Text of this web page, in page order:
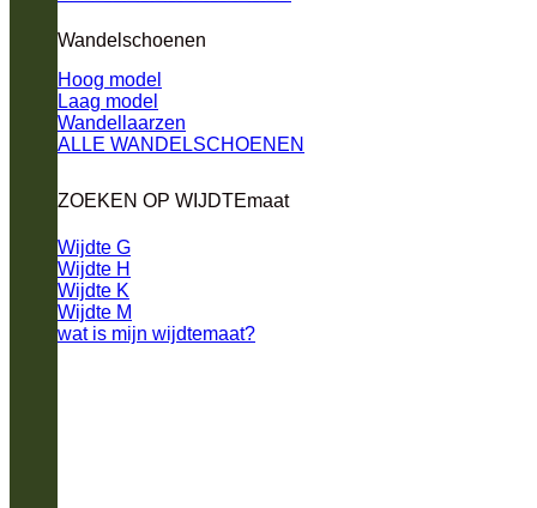
Wandelschoenen
Hoog model
Laag model
Wandellaarzen
ALLE WANDELSCHOENEN
ZOEKEN OP WIJDTEmaat
Wijdte G
Wijdte H
Wijdte K
Wijdte M
wat is mijn wijdtemaat?